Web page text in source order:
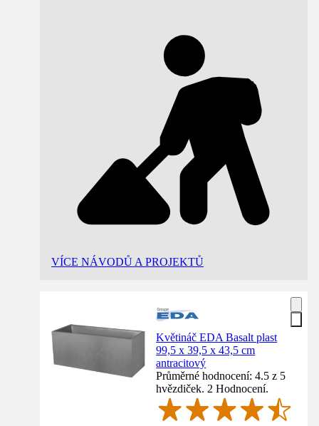
VÍCE NÁVODŮ A PROJEKTŮ
Květináč EDA Basalt plast
99,5 x 39,5 x 43,5 cm
antracitový
Průměrné hodnocení: 4.5 z 5
hvězdiček. 2 Hodnocení.